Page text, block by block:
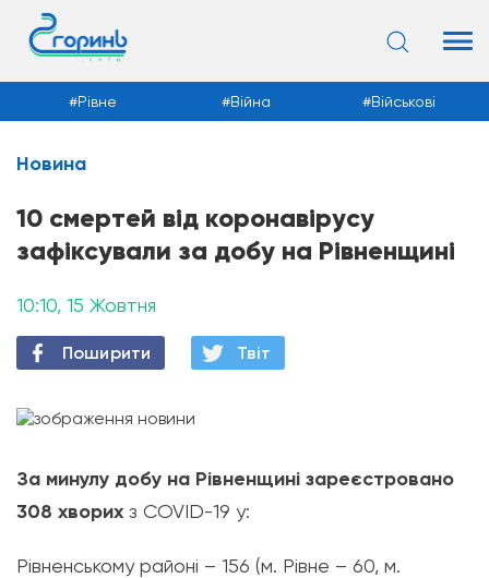
Новини
Рівне Війна Військові
Новина
10 смертей від коронавірусу
зафіксували за добу на Рівненщині
10:10, 15 Жовтня
Поширити Твiт
За минулу добу на Рівненщині зареєстровано
308 хворих з COVID-19 у:
Рівненському районі – 156 (м. Рівне – 60, м.